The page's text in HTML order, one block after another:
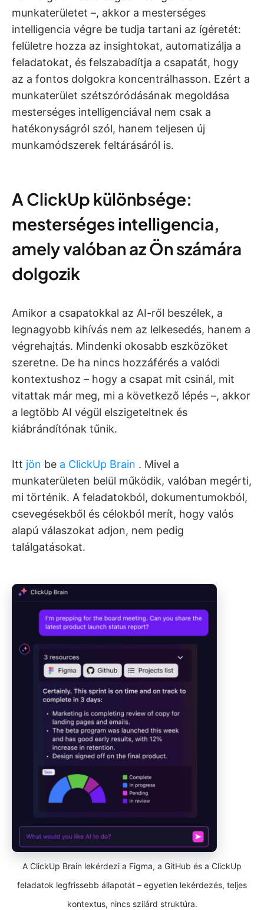
munkaterületet –, akkor a mesterséges
intelligencia végre be tudja tartani az ígéretét:
felületre hozza az insightokat, automatizálja a
feladatokat, és felszabadítja a csapatát, hogy
az a fontos dolgokra koncentrálhasson. Ezért a
munkaterület szétszóródásának megoldása
mesterséges intelligenciával nem csak a
hatékonyságról szól, hanem teljesen új
munkamódszerek feltárásáról is.
A ClickUp különbsége:
mesterséges intelligencia,
amely valóban az Ön számára
dolgozik
Amikor a csapatokkal az AI-ről beszélek, a
legnagyobb kihívás nem az lelkesedés, hanem a
végrehajtás. Mindenki okosabb eszközöket
szeretne. De ha nincs hozzáférés a valódi
kontextushoz – hogy a csapat mit csinál, mit
vitattak már meg, mi a következő lépés –, akkor
a legtöbb AI végül elszigeteltnek és
kiábrándítónak tűnik.
Itt jön be a ClickUp Brain . Mivel a
munkaterületen belül működik, valóban megérti,
mi történik. A feladatokból, dokumentumokból,
csevegésekből és célokból merít, hogy valós
alapú válaszokat adjon, nem pedig
találgatásokat.
A ClickUp Brain lekérdezi a Figma, a GitHub és a ClickUp
feladatok legfrissebb állapotát – egyetlen lekérdezés, teljes
kontextus, nincs szilárd struktúra.